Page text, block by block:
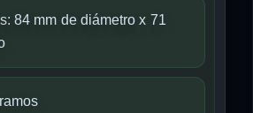
84 mm de diámetro x 71